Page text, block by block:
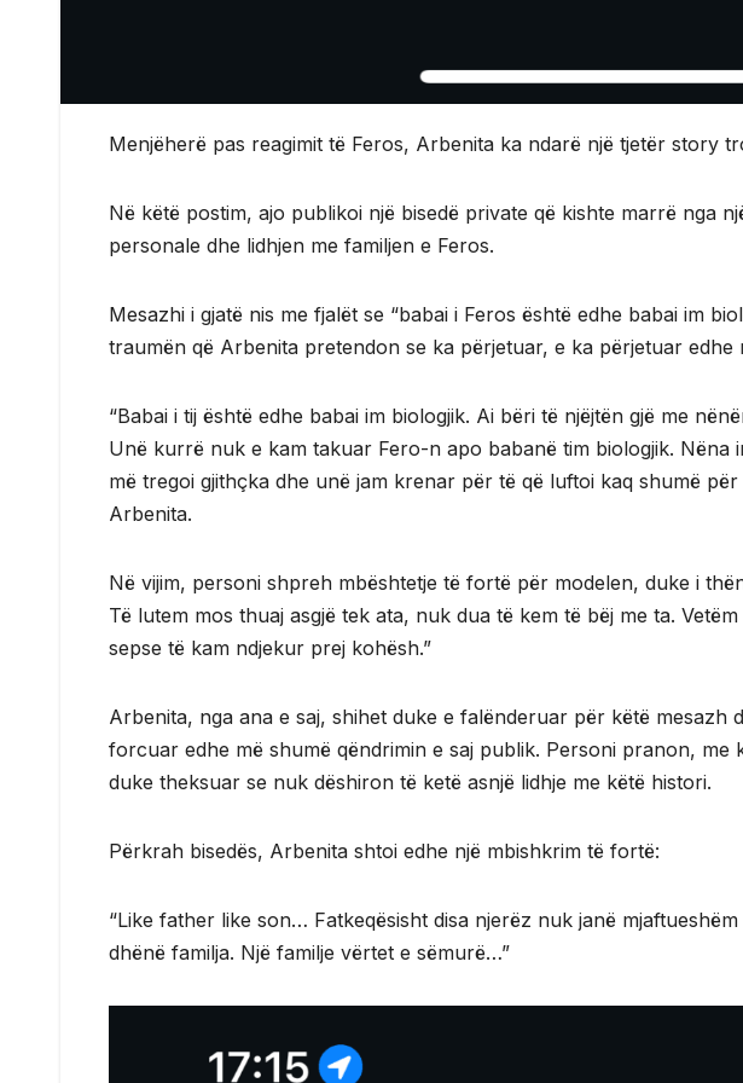
Menjëherë pas reagimit të Feros, Arbenita ka ndarë një tjetër story
Në këtë postim, ajo publikoi një bisedë private që kishte marrë nga
personale dhe lidhjen me familjen e Feros.
Mesazhi i gjatë nis me fjalët se “babai i Feros është edhe babai im
traumën që Arbenita pretendon se ka përjetuar, e ka përjetuar edhe
“Babai i tij është edhe babai im biologjik. Ai bëri të njëjtën gjë me
Unë kurrë nuk e kam takuar Fero-n apo babanë tim biologjik. Nëna
më tregoi gjithçka dhe unë jam krenar për të që luftoi kaq shumë
Arbenita.
Në vijim, personi shpreh mbështetje të fortë për modelen, duke i
Të lutem mos thuaj asgjë tek ata, nuk dua të kem të bëj me ta.
sepse të kam ndjekur prej kohësh.”
Arbenita, nga ana e saj, shihet duke e falënderuar për këtë mesazh
forcuar edhe më shumë qëndrimin e saj publik. Personi pranon, me
duke theksuar se nuk dëshiron të ketë asnjë lidhje me këtë histori.
Përkrah bisedës, Arbenita shtoi edhe një mbishkrim të fortë:
“Like father like son… Fatkeqësisht disa njerëz nuk janë
dhënë familja. Një familje vërtet e sëmurë…”